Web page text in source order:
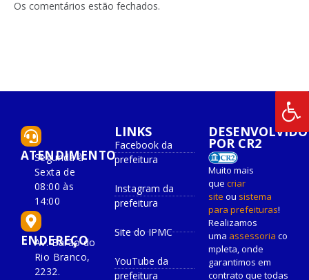
Os comentários estão fechados.
ATENDIMENTO
Segunda à
Sexta de
08:00 às
14:00
ENDEREÇO
Av. Barão do
Rio Branco,
2232.
LINKS
Facebook da
prefeitura
Instagram da
prefeitura
Site do IPMC
YouTube da
prefeitura
DESENVOLVIDO
POR CR2
Muito mais
que criar
site ou sistema
para prefeituras!
Realizamos
uma assessoria co
mpleta, onde
garantimos em
contrato que todas